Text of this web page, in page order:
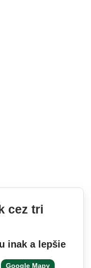
cez tri
inak a lepšie
Google Mapy